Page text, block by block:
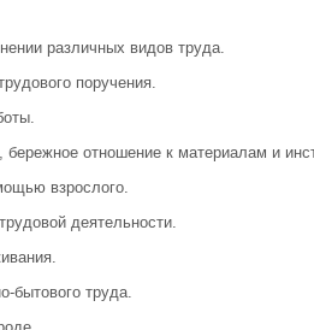
различных видов труда.
поручения.
бережное отношение к материалам и
взрослого.
деятельности.
бытового труда.